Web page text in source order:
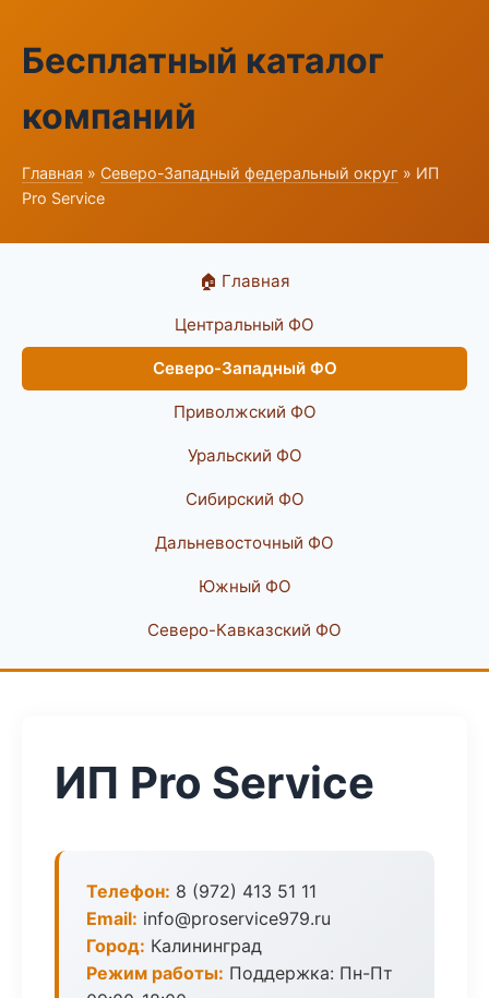
Бесплатный каталог
компаний
Главная » Северо-Западный федеральный округ » ИП
Pro Service
🏠 Главная
Центральный ФО
Северо-Западный ФО
Приволжский ФО
Уральский ФО
Сибирский ФО
Дальневосточный ФО
Южный ФО
Северо-Кавказский ФО
ИП Pro Service
Телефон: 8 (972) 413 51 11
Email: info@proservice979.ru
Город: Калининград
Режим работы: Поддержка: Пн-Пт